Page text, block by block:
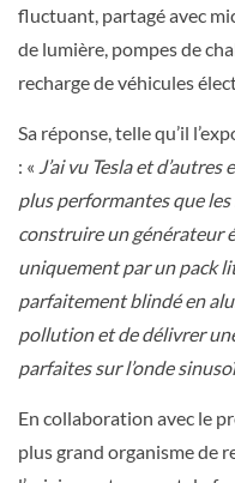
fluctuant, partagé avec
de lumière, pompes de
recharge de véhicules
Sa réponse, telle qu’il
: « J’ai vu Tesla et
plus performantes que les
construire un générateur
uniquement par un pack
parfaitement blindé en
pollution et de délivrer
parfaites sur l’onde
En collaboration avec le
plus grand organisme de